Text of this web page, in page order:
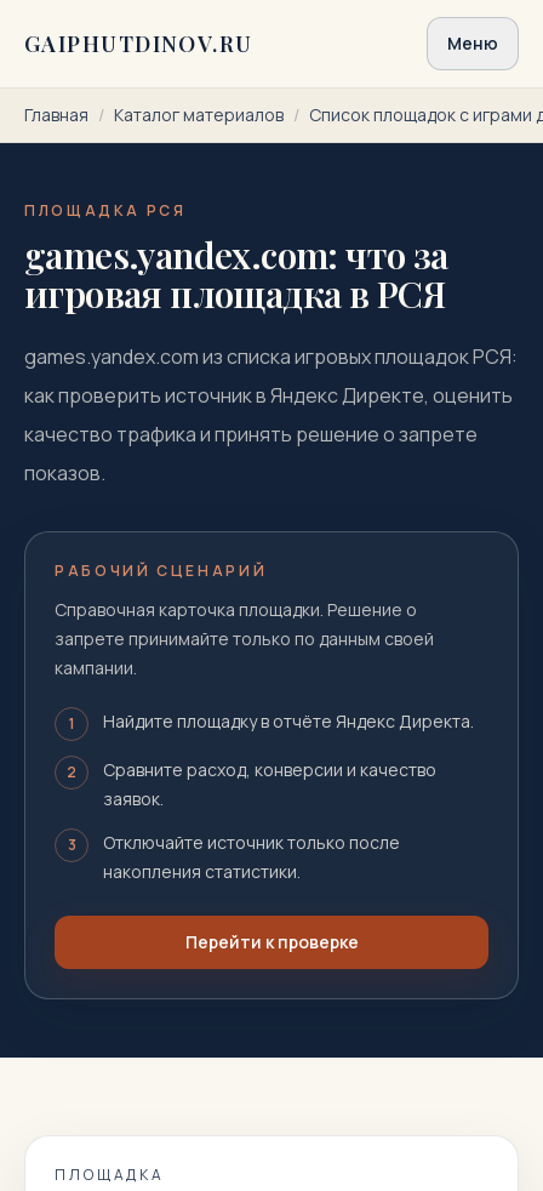
GAIPHUTDINOV.RU Меню
Главная / Каталог материалов / Список площадок с играми
ПЛОЩАДКА РСЯ
games.yandex.com: что за
игровая площадка в РСЯ
games.yandex.com из списка игровых площадок РСЯ:
как проверить источник в Яндекс Директе, оценить
качество трафика и принять решение о запрете
показов.
РАБОЧИЙ СЦЕНАРИЙ
Справочная карточка площадки. Решение о
запрете принимайте только по данным своей
кампании.
1 Найдите площадку в отчёте Яндекс Директа.
2
Сравните расход, конверсии и качество
заявок.
3
Отключайте источник только после
накопления статистики.
Перейти к проверке
ПЛОЩАДКА